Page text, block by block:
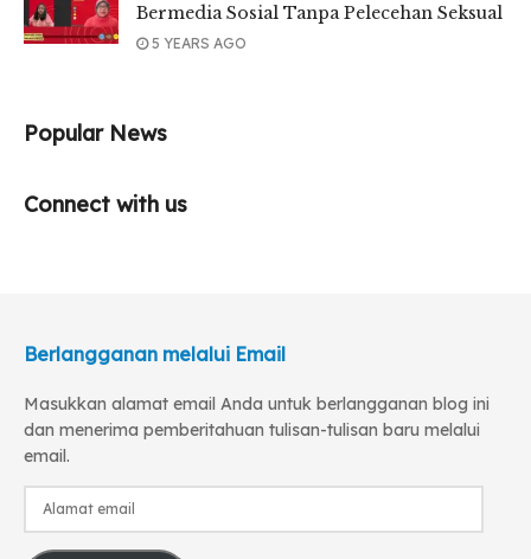
Bermedia Sosial Tanpa Pelecehan Seksual
5 YEARS AGO
Popular News
Connect with us
Berlangganan melalui Email
Masukkan alamat email Anda untuk berlangganan blog ini
dan menerima pemberitahuan tulisan-tulisan baru melalui
email.
Alamat